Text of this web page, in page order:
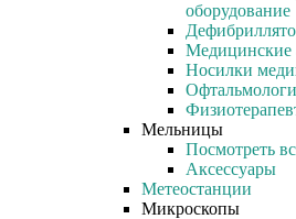
оборудование
Медицинские
Носилки
Мельницы
Посмотреть
Аксессуары
Метеостанции
Микроскопы